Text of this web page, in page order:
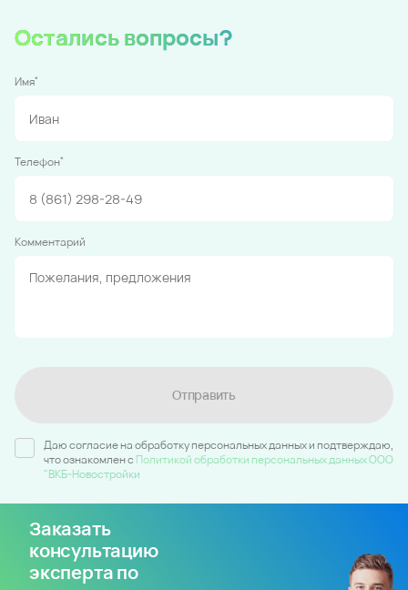
Остались вопросы?
Имя*
Телефон*
Комментарий
Отправить
Даю согласие на обработку персональных данных и подтверждаю,
что ознакомлен c Политикой обработки персональных данных ООО
"ВКБ-Новостройки
Заказать
консультацию
эксперта по